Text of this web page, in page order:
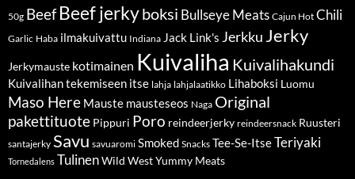
50g Beef Beef jerkyboksi Bullseye Meats Cajun Hot Chili
Garlic Haba ilmakuivattu Indiana Jack Link's Jerkku Jerky
Jerkymauste kotimainen Kuivaliha Kuivalihakundi
Kuivalihan tekemiseen itse lahja lahjalaatikko Lihaboksi Luomu
Maso Here Mauste mausteseos Naga Original
pakettituote Pippuri Poro reindeerjerky reindeersnack Ruusteri
santajerky Savu savuaromi Smoked Snacks Tee-Se-ItseTeriyaki
Tornedalens TulinenWild WestYummy Meats